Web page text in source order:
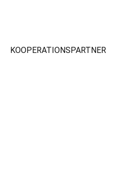
KOOPERATIONSPARTNER